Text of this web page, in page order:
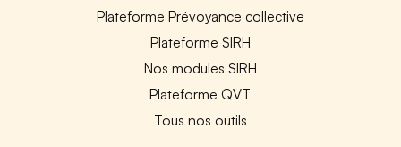
Plateforme Prévoyance collective
Plateforme SIRH
Nos modules SIRH
Plateforme QVT
Tous nos outils